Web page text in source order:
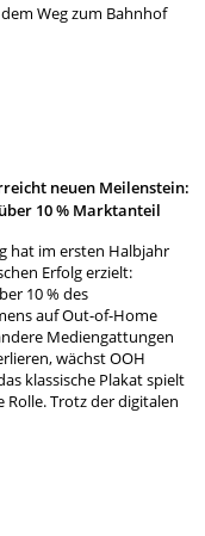
Weg zum Bahnhof
neuen Meilenstein:
10 % Marktanteil
hat im ersten Halbjahr
Erfolg erzielt:
10 % des
auf Out-of-Home
Mediengattungen
wächst OOH
klassische Plakat spielt
Rolle. Trotz der digitalen